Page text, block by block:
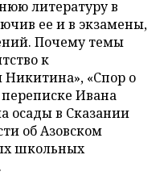
литературу в
ее и в экзамены,
Почему темы
к
«Спор о
Ивана
осады в Сказании
об Азовском
школьных